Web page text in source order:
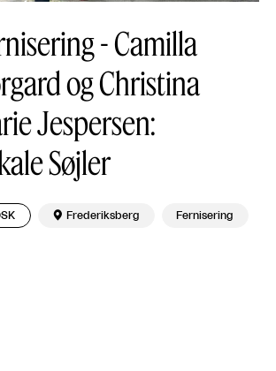
- Camilla
og Christina
Jespersen:
Søjler
 Frederiksberg Fernisering